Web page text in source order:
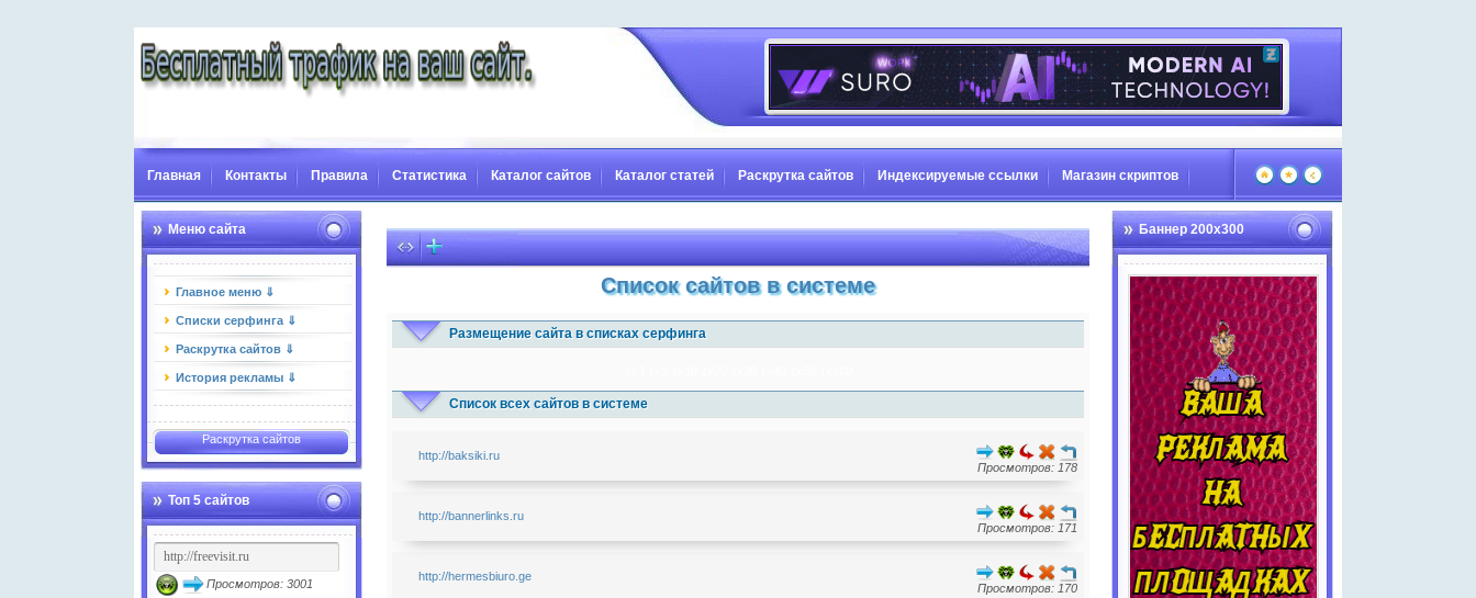
Главная Контакты Правила Статистика Каталог сайтов Каталог статей Раскрутка сайтов Индексируемые ссылки Магазин скриптов
Меню сайта
Главное меню ⇓
Списки серфинга ⇓
Раскрутка сайтов ⇓
История рекламы ⇓
Раскрутка сайтов
Топ 5 сайтов
Просмотров: 3001
Баннер 200х300
Список сайтов в системе
Размещение сайта в списках серфинга
Список всех сайтов в системе
http://baksiki.ru
Просмотров: 178
http://bannerlinks.ru
Просмотров: 171
http://hermesbiuro.ge
Просмотров: 170